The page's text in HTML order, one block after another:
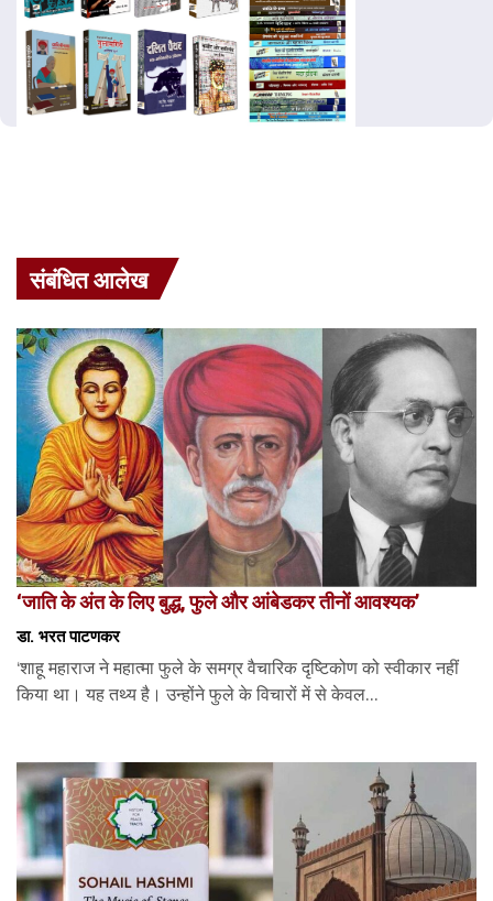
संबंधित आलेख
‘जाति के अंत के लिए बुद्ध, फुले और आंबेडकर तीनों आवश्यक’
डा. भरत पाटणकर
‘शाहू महाराज ने महात्मा फुले के समग्र वैचारिक दृष्टिकोण को स्वीकार नहीं
किया था। यह तथ्य है। उन्होंने फुले के विचारों में से केवल...